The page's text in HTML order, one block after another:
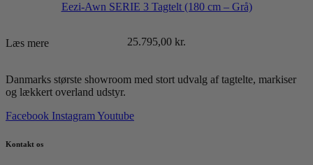
Eezi-Awn SERIE 3 Tagtelt (180 cm – Grå)
25.795,00 kr.
Læs mere
Danmarks største showroom med stort udvalg af tagtelte, markiser
og lækkert overland udstyr.
Facebook InstagramYoutube
Kontakt os